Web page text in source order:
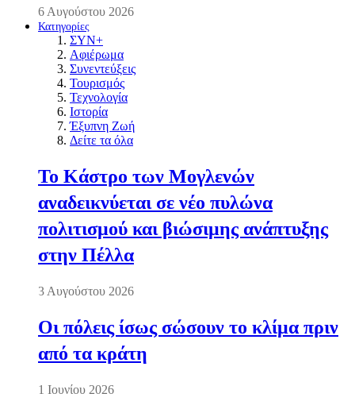
6 Αυγούστου 2026
Κατηγορίες
ΣΥΝ+
Αφιέρωμα
Συνεντεύξεις
Τουρισμός
Τεχνολογία
Ιστορία
Έξυπνη Ζωή
Δείτε τα όλα
Το Κάστρο των Μογλενών
αναδεικνύεται σε νέο πυλώνα
πολιτισμού και βιώσιμης ανάπτυξης
στην Πέλλα
3 Αυγούστου 2026
Οι πόλεις ίσως σώσουν το κλίμα πριν
από τα κράτη
1 Ιουνίου 2026